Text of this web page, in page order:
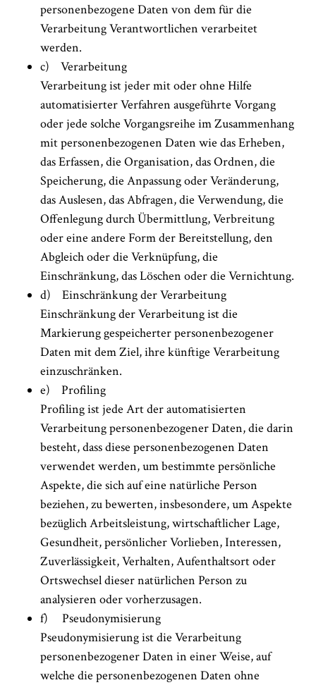
personenbezogene Daten von dem für die
Verarbeitung Verantwortlichen verarbeitet
werden.
c) Verarbeitung
Verarbeitung ist jeder mit oder ohne Hilfe
automatisierter Verfahren ausgeführte Vorgang
oder jede solche Vorgangsreihe im Zusammenhang
mit personenbezogenen Daten wie das Erheben,
das Erfassen, die Organisation, das Ordnen, die
Speicherung, die Anpassung oder Veränderung,
das Auslesen, das Abfragen, die Verwendung, die
Offenlegung durch Übermittlung, Verbreitung
oder eine andere Form der Bereitstellung, den
Abgleich oder die Verknüpfung, die
Einschränkung, das Löschen oder die Vernichtung.
d) Einschränkung der Verarbeitung
Einschränkung der Verarbeitung ist die
Markierung gespeicherter personenbezogener
Daten mit dem Ziel, ihre künftige Verarbeitung
einzuschränken.
e) Profiling
Profiling ist jede Art der automatisierten
Verarbeitung personenbezogener Daten, die darin
besteht, dass diese personenbezogenen Daten
verwendet werden, um bestimmte persönliche
Aspekte, die sich auf eine natürliche Person
beziehen, zu bewerten, insbesondere, um Aspekte
bezüglich Arbeitsleistung, wirtschaftlicher Lage,
Gesundheit, persönlicher Vorlieben, Interessen,
Zuverlässigkeit, Verhalten, Aufenthaltsort oder
Ortswechsel dieser natürlichen Person zu
analysieren oder vorherzusagen.
f) Pseudonymisierung
Pseudonymisierung ist die Verarbeitung
personenbezogener Daten in einer Weise, auf
welche die personenbezogenen Daten ohne